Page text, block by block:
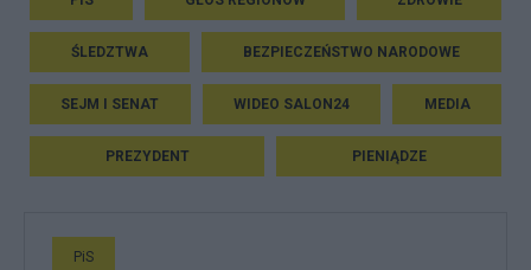
ŚLEDZTWA BEZPIECZEŃSTWO NARODOWE
SEJM I SENAT WIDEO SALON24 MEDIA
PREZYDENT PIENIĄDZE
PiS